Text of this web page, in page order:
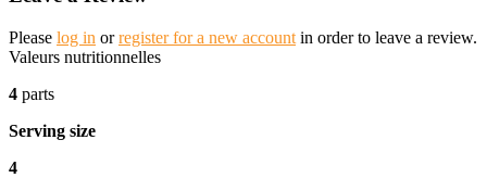
Please log in orregister for a new account in order to leave a review.
Valeurs nutritionnelles
4 parts
Serving size
4